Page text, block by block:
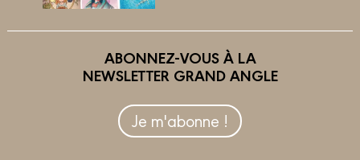
ABONNEZ-VOUS À LA
NEWSLETTER GRAND ANGLE
Je m'abonne !